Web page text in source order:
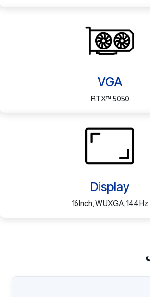
VGA
RTX™ 5050
Display
16Inch, WUXGA, 144Hz